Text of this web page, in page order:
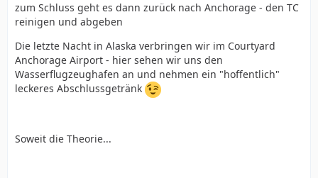
zum Schluss geht es dann zurück nach Anchorage - den TC
reinigen und abgeben
Die letzte Nacht in Alaska verbringen wir im Courtyard
Anchorage Airport - hier sehen wir uns den
Wasserflugzeughafen an und nehmen ein "hoffentlich"
leckeres Abschlussgetränk
Soweit die Theorie...